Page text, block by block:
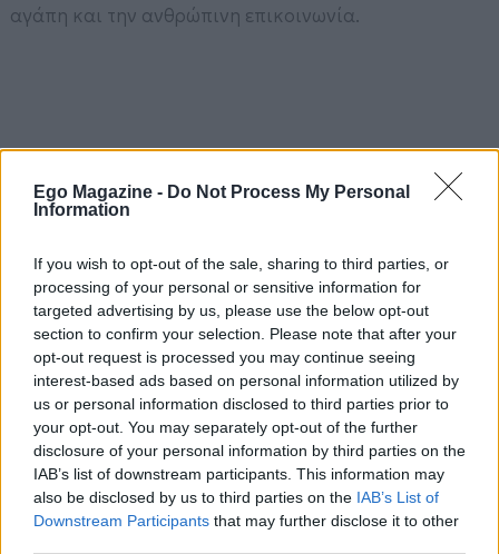
Ego Magazine - Do Not Process My Personal
Information
If you wish to opt-out of the sale, sharing to third parties, or
processing of your personal or sensitive information for
targeted advertising by us, please use the below opt-out
section to confirm your selection. Please note that after your
opt-out request is processed you may continue seeing
interest-based ads based on personal information utilized by
us or personal information disclosed to third parties prior to
your opt-out. You may separately opt-out of the further
disclosure of your personal information by third parties on the
IAB’s list of downstream participants. This information may
also be disclosed by us to third parties on the IAB’s List of
Downstream Participants that may further disclose it to other
αγάπη και την ανθρώπινη επικοινωνία.
ΡΕΝΕ ΣΤΥΛΙΑΡΑ
ΔΙΑΒΑΣΤΕ
ΠΕΡΙΣΣΟΤΕΡΑ